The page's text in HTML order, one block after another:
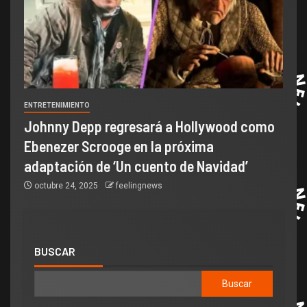
ENTRETENIMIENTO
Johnny Depp regresará a Hollywood como
Ebenezer Scrooge en la próxima
adaptación de ‘Un cuento de Navidad’
octubre 24, 2025 feelingnews
BUSCAR
Buscar